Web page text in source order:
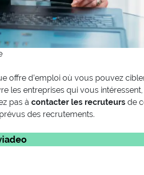
offre d’emploi où vous pouvez
les entreprises qui vous
pas à contacter les recruteurs de
des recrutements.